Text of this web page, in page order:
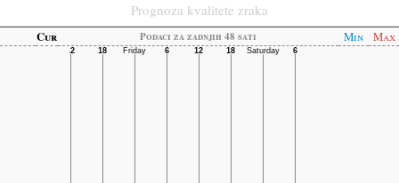
Prognoza kvalitete zraka
Cur Podaci za zadnjih 48 sati Min Max